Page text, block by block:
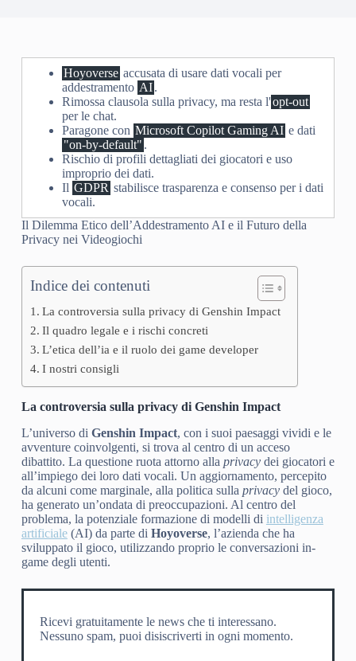
Hoyoverse accusata di usare dati vocali per
addestramento AI.
Rimossa clausola sulla privacy, ma resta l'opt-out
per le chat.
Paragone con Microsoft Copilot Gaming AI e dati
"on-by-default" .
Rischio di profili dettagliati dei giocatori e uso
improprio dei dati.
Il GDPR stabilisce trasparenza e consenso per i dati
vocali.
Il Dilemma Etico dell’Addestramento AI e il Futuro della
Privacy nei Videogiochi
Indice dei contenuti
La controversia sulla privacy di Genshin Impact
Il quadro legale e i rischi concreti
L’etica dell’ia e il ruolo dei game developer
I nostri consigli
La controversia sulla privacy di Genshin Impact
L’universo di Genshin Impact, con i suoi paesaggi vividi e le
avventure coinvolgenti, si trova al centro di un acceso
dibattito. La questione ruota attorno alla privacydei giocatori e
all’impiego dei loro dati vocali. Un aggiornamento, percepito
da alcuni come marginale, alla politica sulla privacydel gioco,
ha generato un’ondata di preoccupazioni. Al centro del
problema, la potenziale formazione di modelli di intelligenza
artificiale(AI) da parte di Hoyoverse, l’azienda che ha
sviluppato il gioco, utilizzando proprio le conversazioni in-
game degli utenti.
Ricevi gratuitamente le news che ti interessano.
Nessuno spam, puoi disiscriverti in ogni momento.